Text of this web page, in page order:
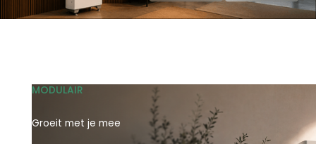
MODULAIR
Groeit met je mee